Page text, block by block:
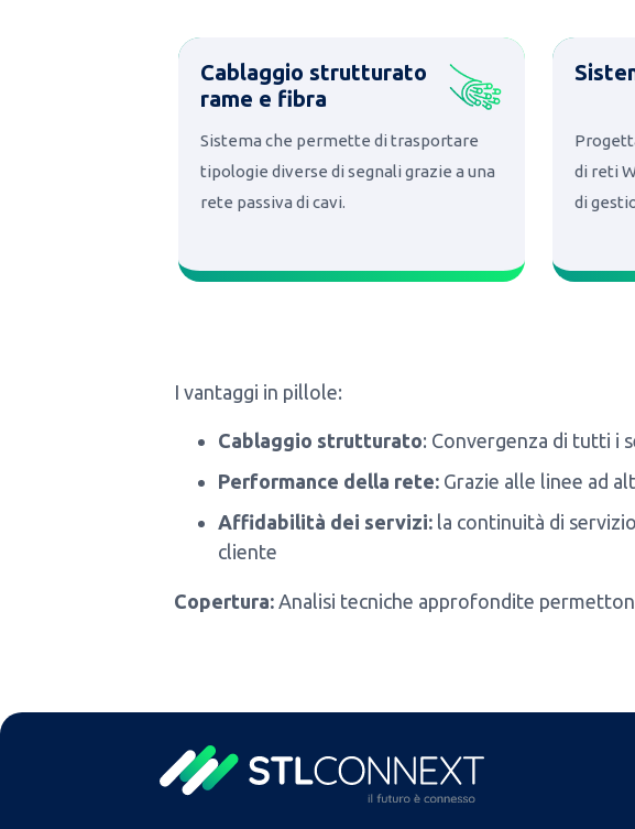
Cablaggio strutturato
rame e fibra
Sistema che permette di trasportare
tipologie diverse di segnali grazie a una
rete passiva di cavi.
di reti
di
I vantaggi in pillole:
Cablaggio strutturato: Convergenza di tutti i
Performance della rete: Grazie alle linee ad
Affidabilità dei servizi: la continuità di
cliente
Copertura: Analisi tecniche approfondite